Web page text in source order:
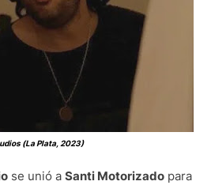
(La Plata, 2023)
se unió a Santi Motorizado para